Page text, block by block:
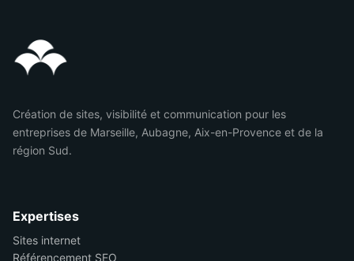
Création de sites, visibilité et communication pour les
entreprises de Marseille, Aubagne, Aix-en-Provence et de la
région Sud.
Expertises
Sites internet
Référencement SEO